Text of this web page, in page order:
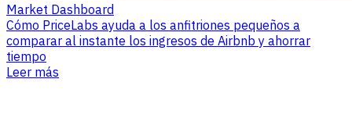
Market Dashboard
Cómo PriceLabs ayuda a los anfitriones pequeños a
comparar al instante los ingresos de Airbnb y ahorrar
tiempo
Leer más